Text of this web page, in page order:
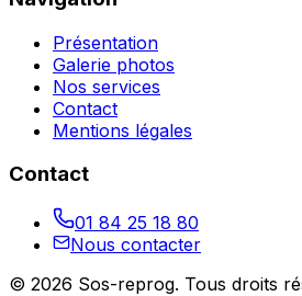
Présentation
Galerie photos
Nos services
Contact
Mentions légales
Contact
01 84 25 18 80
Nous contacter
© 2026 Sos-reprog. Tous droits